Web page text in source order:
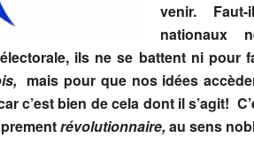
venir.
nationaux
ils ne se battent ni pour
mais pour que nos idées
c’est bien de cela dont il s’agit!
révolutionnaire, au sens